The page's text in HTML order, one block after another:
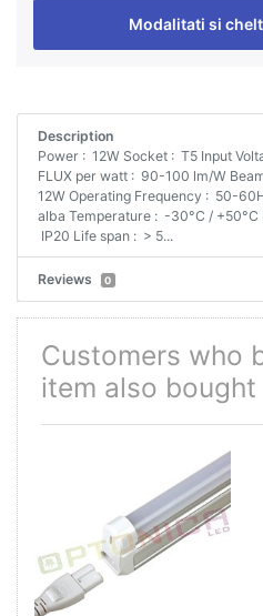
Modalitati si
Description
Power : 12W Socket : T5 Input
FLUX per watt : 90-100 lm/W
12W Operating Frequency : 50-
alba Temperature : -30°C / +50°C
IP20 Life span : > 5...
Reviews 0
Customers who
item also bought